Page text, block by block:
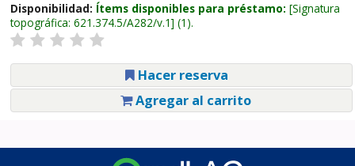
Disponibilidad: Ítems disponibles para préstamo: Signatura
topográfica: 621.374.5/A282/v.1 (1).
Hacer reserva
Agregar al carrito